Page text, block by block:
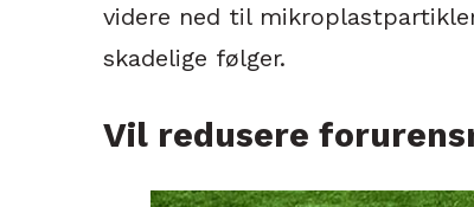
videre ned til
skadelige følger.
Vil redusere